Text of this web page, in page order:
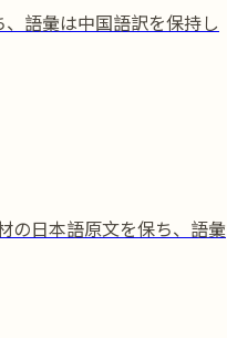
語彙は中国語訳を保持し
の日本語原文を保ち、語彙